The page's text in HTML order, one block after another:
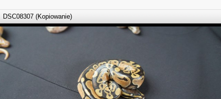
DSC08307 (Kopiowanie)